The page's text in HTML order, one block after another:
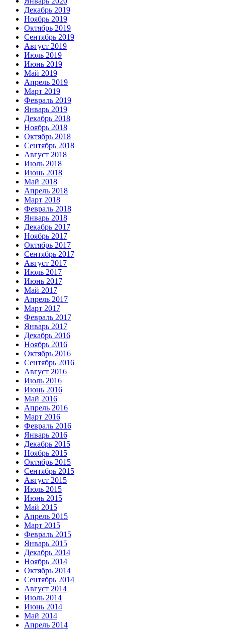
Декабрь 2019
Ноябрь 2019
Октябрь 2019
Сентябрь 2019
Август 2019
Июль 2019
Июнь 2019
Май 2019
Апрель 2019
Март 2019
Февраль 2019
Январь 2019
Декабрь 2018
Ноябрь 2018
Октябрь 2018
Сентябрь 2018
Август 2018
Июль 2018
Июнь 2018
Май 2018
Апрель 2018
Март 2018
Февраль 2018
Январь 2018
Декабрь 2017
Ноябрь 2017
Октябрь 2017
Сентябрь 2017
Август 2017
Июль 2017
Июнь 2017
Май 2017
Апрель 2017
Март 2017
Февраль 2017
Январь 2017
Декабрь 2016
Ноябрь 2016
Октябрь 2016
Сентябрь 2016
Август 2016
Июль 2016
Июнь 2016
Май 2016
Апрель 2016
Март 2016
Февраль 2016
Январь 2016
Декабрь 2015
Ноябрь 2015
Октябрь 2015
Сентябрь 2015
Август 2015
Июль 2015
Июнь 2015
Май 2015
Апрель 2015
Март 2015
Февраль 2015
Январь 2015
Декабрь 2014
Ноябрь 2014
Октябрь 2014
Сентябрь 2014
Август 2014
Июль 2014
Июнь 2014
Май 2014
Апрель 2014